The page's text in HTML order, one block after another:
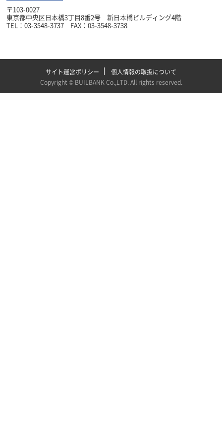
〒103-0027
東京都中央区日本橋3丁目8番2号 新日本橋ビルディング4階
TEL：03-3548-3737 FAX：03-3548-3738
サイト運営ポリシー
個人情報の取扱について
Copyright © BUILBANK Co.,LTD. All rights reserved.